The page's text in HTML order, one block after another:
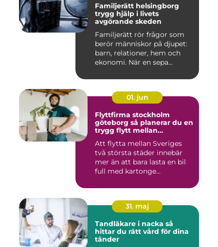
Familjerätt helsingborg
trygg hjälp i livets
avgörande skeden
Familjerätt rör frågor som
berör människor på djupet:
barn, relationer, hem och
ekonomi. När en sepa...
01. jun
Flyttfirma stockholm
göteborg så planerar du en
trygg flytt mellan
Att flytta mellan Sveriges
två största städer innebär
mer än att bara lasta en bil
full med kartonge...
31. maj
Tandläkare i nacka så
hittar du rätt vård för dina
tänder